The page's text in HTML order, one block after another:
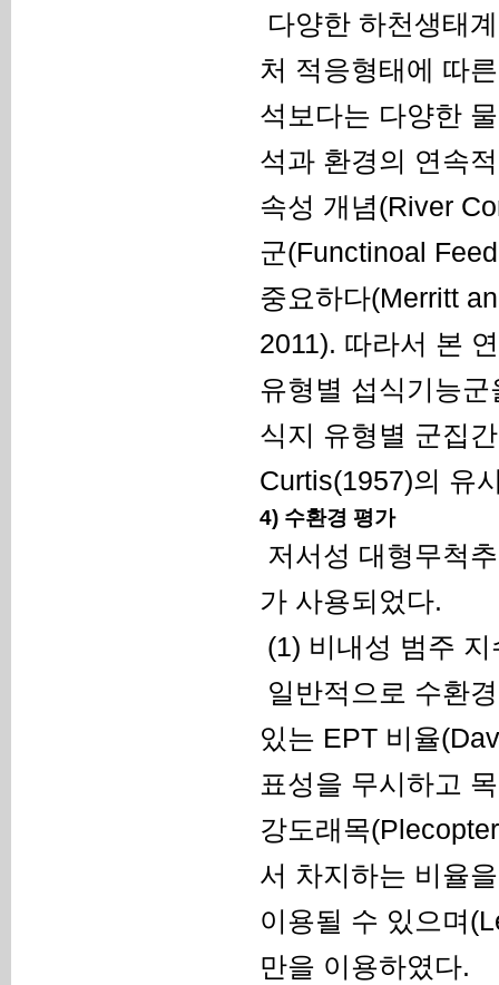
다양한 하천생태
처 적응형태에 따
석보다는 다양한
석과 환경의 연속
속성 개념(River
군(Functinoal
중요하다(Merritt
2011). 따라서 본
유형별 섭식기능
식지 유형별 군집
Curtis(1957)의 유
4) 수환경 평가
저서성 대형무척
가 사용되었다.
(1) 비내성 범주
일반적으로 수환
있는 EPT 비율
표성을 무시하고
강도래목
서 차지하는 비율
이용될 수 있으며
만을 이용하였다.